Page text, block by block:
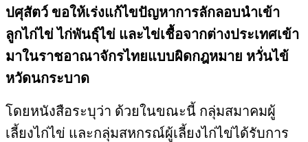
ปศุสัตว์ ขอให้เร่งแก้ไขปัญหาการลักลอบนำเข้า
ลูกไก่ไข่ ไก่พันธุ์ไข่ และไข่เชื้อจากต่างประเทศเข้า
มาในราชอาณาจักรไทยแบบผิดกฎหมาย หวั่นไข้
หวัดนกระบาด
โดยหนังสือระบุว่า ด้วยในขณะนี้ กลุ่มสมาคมผู้
เลี้ยงไก่ไข่ และกลุ่มสหกรณ์ผู้เลี้ยงไก่ไข่ได้รับการ